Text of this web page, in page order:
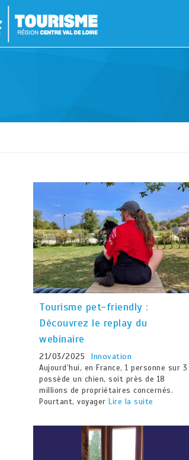
Tourisme pet-friendly :
Découvrez le replay du
webinaire
21/03/2025 Innovation
Aujourd’hui, en France, 1 personne sur 3
possède un chien, soit près de 18
millions de propriétaires concernés.
Pourtant, voyager Lire la suite